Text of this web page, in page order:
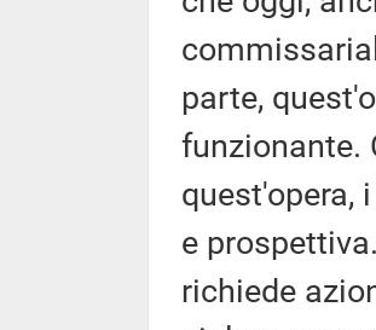
parte,
funzionante.
quest'opera,
e
richiede